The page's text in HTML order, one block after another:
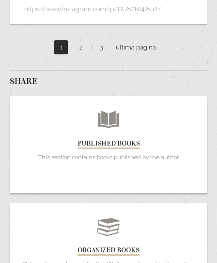
https://www.instagram.com/p/DU82NI4j8u2/
1 2 3 última página
SHARE
PUBLISHED BOOKS
This section contains books published by the author
ORGANIZED BOOKS